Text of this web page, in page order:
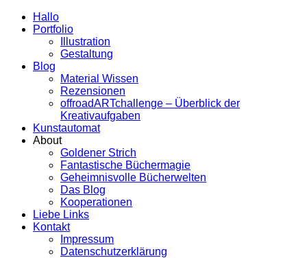
Hallo
Portfolio
Illustration
Gestaltung
Blog
Material Wissen
Rezensionen
offroadARTchallenge – Überblick der
Kreativaufgaben
Kunstautomat
About
Goldener Strich
Fantastische Büchermagie
Geheimnisvolle Bücherwelten
Das Blog
Kooperationen
Liebe Links
Kontakt
Impressum
Datenschutzerklärung